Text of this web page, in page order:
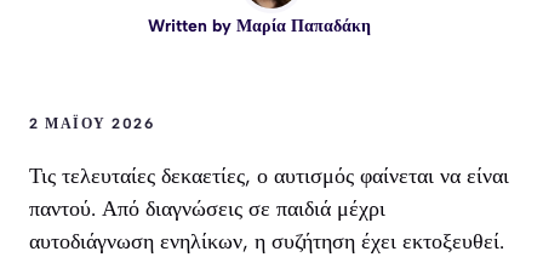
Written by Μαρία Παπαδάκη
2 ΜΑΪ́ΟΥ 2026
Τις τελευταίες δεκαετίες, ο αυτισμός φαίνεται να είναι
παντού. Από διαγνώσεις σε παιδιά μέχρι
αυτοδιάγνωση ενηλίκων, η συζήτηση έχει εκτοξευθεί.